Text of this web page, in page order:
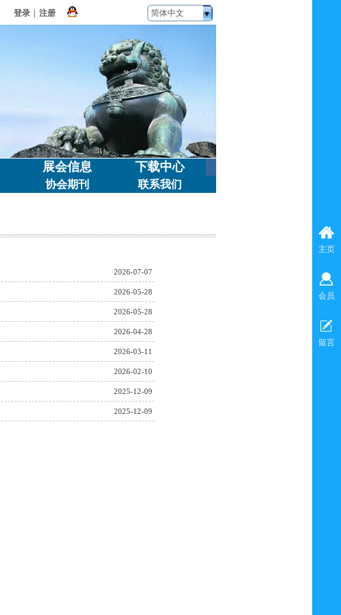
登录 注册 简体中文
展会信息 下载中心
协会期刊 联系我们
2026-07-07
2026-05-28
2026-05-28
2026-04-28
2026-03-11
2026-02-10
2025-12-09
2025-12-09
主页
会员
留言